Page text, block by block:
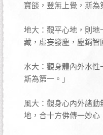
寶燄，登無上覺，斯為
地大：觀平心地，則
藏，虛妄發塵，塵銷
水大：觀身體內外水
斯為第一。」
風大：觀身心內外諸
地，合十方佛傳一妙心